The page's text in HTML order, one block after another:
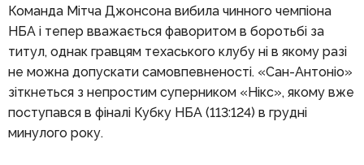
Команда Мітча Джонсона вибила чинного чемпіона
НБА і тепер вважається фаворитом в боротьбі за
титул, однак гравцям техаського клубу ні в якому разі
не можна допускати самовпевненості. «Сан-Антоніо»
зіткнеться з непростим суперником «Нікс», якому вже
поступався в фіналі Кубку НБА (113:124) в грудні
минулого року.